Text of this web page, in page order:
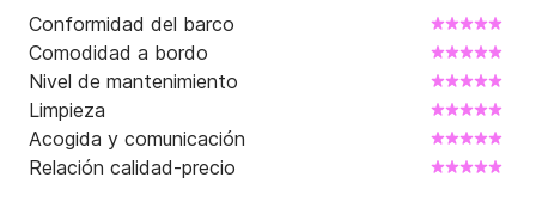
directamente por mensaje privado al Click&Boat.
¡Hasta pronto!
Conformidad del barco
Comodidad a bordo
Nivel de mantenimiento
Limpieza
Acogida y comunicación
Relación calidad-precio